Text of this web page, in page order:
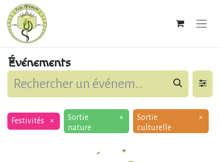
Événements
Festivités ×
Sortie
nature
×
Sortie
culturelle
×